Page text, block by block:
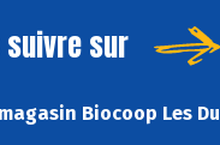
suivre sur
Biocoop Les